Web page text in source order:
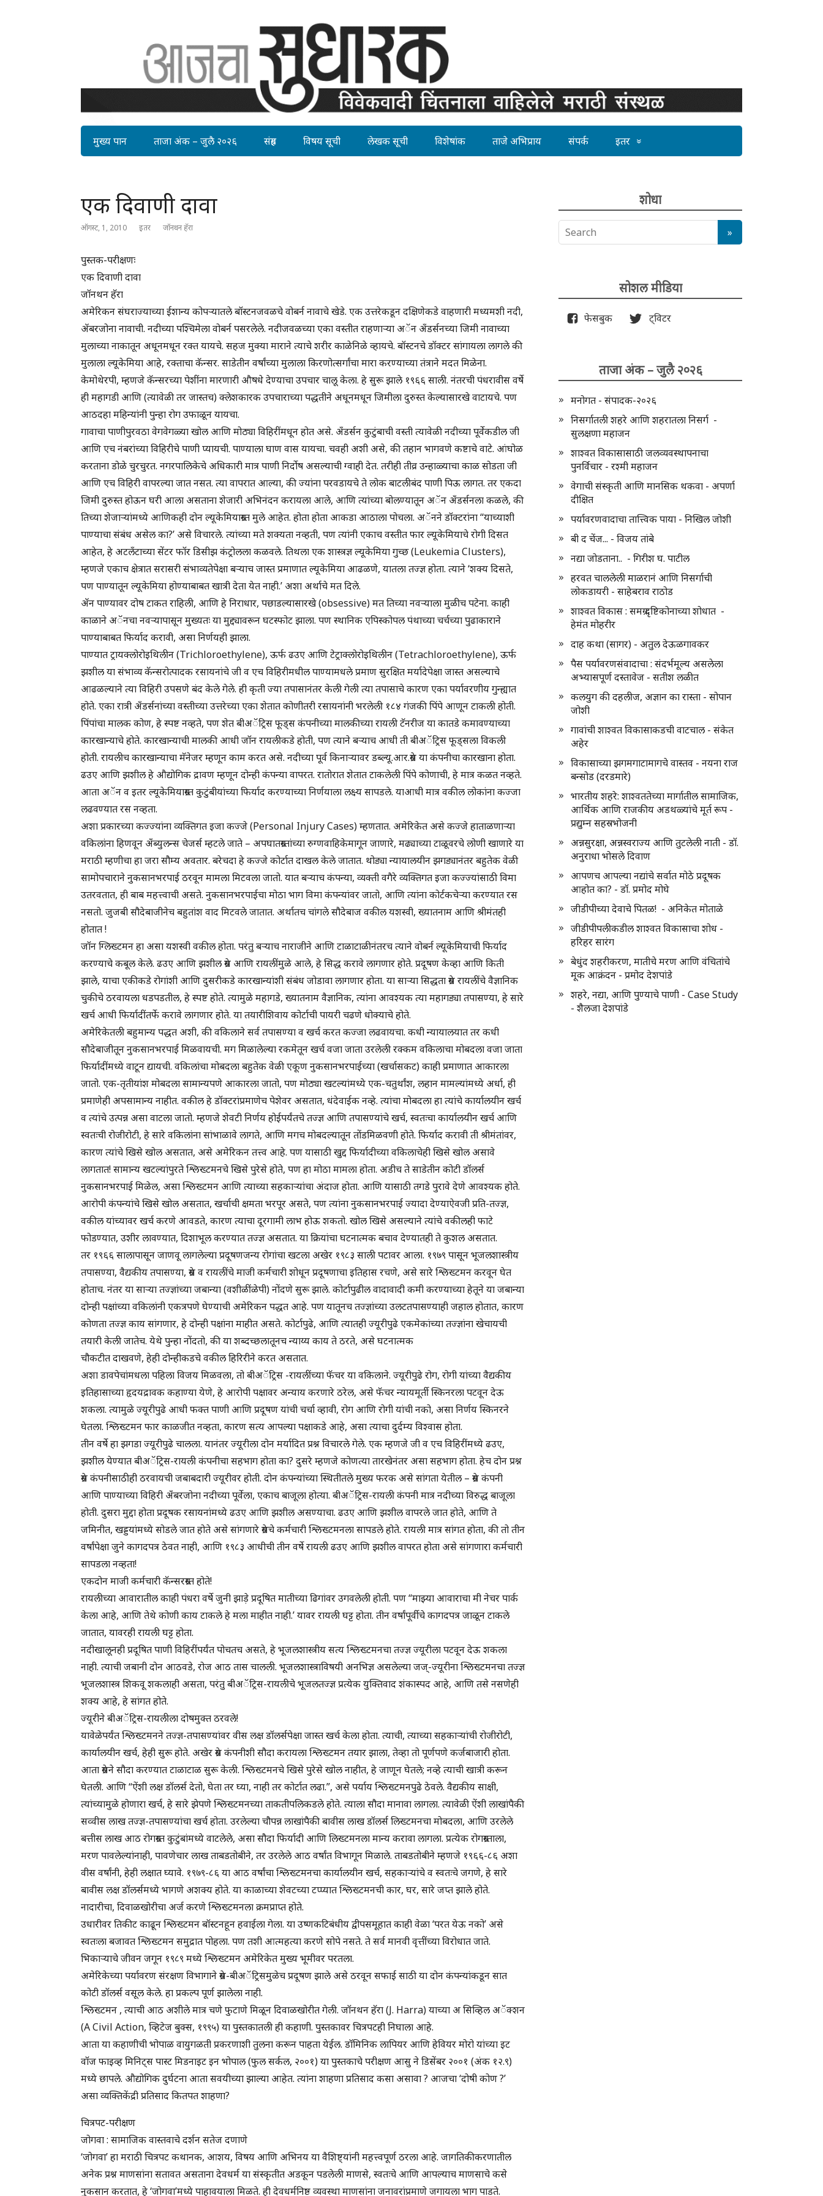
मुख्य पान ताजा अंक – जुलै २०२६ संग्रह विषय सूची लेखक सूची विशेषांक ताजे अभिप्राय संपर्क इतर
एक दिवाणी दावा
ऑगस्ट, 1, 2010 इतर जॉनथन हॅरा
पुस्तक-परीक्षणः
एक दिवाणी दावा
जॉनथन हॅरा
अमेरिकन संघराज्याच्या ईशान्य कोपऱ्यातले बॉस्टनजवळचे वोबर्न नावाचे खेडे. एक उत्तरेकडून दक्षिणेकडे वाहणारी मध्यमशी नदी,
ॲबरजोना नावाची. नदीच्या पश्चिमेला वोबर्न पसरलेले. नदीजवळच्या एका वस्तीत राहणाऱ्या अॅन अँडर्सनच्या जिमी नावाच्या
मुलाच्या नाकातून अधूनमधून रक्त यायचे. सहज मुक्या माराने त्याचे शरीर काळेनिळे व्हायचे. बॉस्टनचे डॉक्टर सांगायला लागले की
मुलाला ल्यूकेमिया आहे, रक्ताचा कॅन्सर. साडेतीन वर्षांच्या मुलाला किरणोत्सर्गांचा मारा करण्याच्या तंत्राने मदत मिळेना.
केमोथेरपी, म्हणजे कॅन्सरच्या पेशींना मारणारी औषधे देण्याचा उपचार चालू केला. हे सुरू झाले १९६६ साली. नंतरची पंधरावीस वर्षे
ही महागडी आणि (त्यावेळी तर जास्तच) क्लेशकारक उपचाराच्या पद्धतीने अधूनमधून जिमीला दुरुस्त केल्यासारखे वाटायचे. पण
आठदहा महिन्यांनी पुन्हा रोग उफाळून यायचा.
गावाचा पाणीपुरवठा वेगवेगळ्या खोल आणि मोठ्या विहिरींमधून होत असे. अँडर्सन कुटुंबाची वस्ती त्यावेळी नदीच्या पूर्वेकडील जी
आणि एच नंबरांच्या विहिरीचे पाणी प्यायची. पाण्याला घाण वास यायचा. चवही अशी असे, की तहान भागवणे कष्टाचे वाटे. आंघोळ
करताना डोळे चुरचुरत. नगरपालिकेचे अधिकारी मात्र पाणी निर्दोष असल्याची ग्वाही देत. तरीही तीव्र उन्हाळ्याचा काळ सोडता जी
आणि एच विहिरी वापरल्या जात नसत. त्या वापरात आल्या, की ज्यांना परवडायचे ते लोक बाटलीबंद पाणी पिऊ लागत. तर एकदा
जिमी दुरुस्त होऊन घरी आला असताना शेजारी अभिनंदन करायला आले, आणि त्यांच्या बोलण्यातून अॅन अँडर्सनला कळले, की
तिच्या शेजाऱ्यांमध्ये आणिकही दोन ल्यूकेमियाग्रस्त मुले आहेत. होता होता आकडा आठाला पोचला. अॅनने डॉक्टरांना “याच्याशी
पाण्याचा संबंध असेल का?’ असे विचारले. त्यांच्या मते शक्यता नव्हती, पण त्यांनी एकाच वस्तीत फार ल्यूकेमियाचे रोगी दिसत
आहेत, हे अटलँटाच्या सेंटर फॉर डिसीझ कंट्रोलला कळवले. तिथला एक शास्त्रज्ञ ल्यूकेमिया गुच्छ (Leukemia Clusters),
म्हणजे एकाच क्षेत्रात सरासरी संभाव्यतेपेक्षा बऱ्याच जास्त प्रमाणात ल्यूकेमिया आढळणे, यातला तज्ज्ञ होता. त्याने ‘शक्य दिसते,
पण पाण्यातून ल्यूकेमिया होण्याबाबत खात्री देता येत नाही.’ अशा अर्थाचे मत दिले.
ॲन पाण्यावर दोष टाकत राहिली, आणि हे निराधार, पछाडल्यासारखे (obsessive) मत तिच्या नवऱ्याला मुळीच पटेना. काही
काळाने अॅनचा नवऱ्यापासून मुख्यतः या मुद्द्यावरून घटस्फोट झाला. पण स्थानिक एपिस्कोपल पंथाच्या चर्चच्या पुढाकाराने
पाण्याबाबत फिर्याद करावी, असा निर्णयही झाला.
पाण्यात ट्रायक्लोरोइथिलीन (Trichloroethylene), ऊर्फ ढउए आणि टेट्राक्लोरोइथिलीन (Tetrachloroethylene), ऊर्फ
झशील या संभाव्य कॅन्सरोत्पादक रसायनांचे जी व एच विहिरीमधील पाण्यामधले प्रमाण सुरक्षित मर्यादेपेक्षा जास्त असल्याचे
आढळल्याने त्या विहिरी उपसणे बंद केले गेले. ही कृती ज्या तपासानंतर केली गेली त्या तपासाचे कारण एका पर्यावरणीय गुन्ह्यात
होते. एका रात्री अँडर्सनांच्या वस्तीच्या उत्तरेच्या एका शेतात कोणीतरी रसायनांनी भरलेली १८४ गंजकी पिंपे आणून टाकली होती.
पिंपांचा मालक कोण, हे स्पष्ट नव्हते, पण शेत बीअॅट्रिस फूड्स कंपनीच्या मालकीच्या रायली टॅनरीज या कातडे कमावण्याच्या
कारखान्याचे होते. कारखान्याची मालकी आधी जॉन रायलीकडे होती, पण त्याने बऱ्याच आधी ती बीअॅट्रिस फूड्सला विकली
होती. रायलीच कारखान्याचा मॅनेजर म्हणून काम करत असे. नदीच्या पूर्व किनाऱ्यावर डब्ल्यू.आर.ग्रेस या कंपनीचा कारखाना होता.
ढउए आणि झशील हे औद्योगिक द्रावण म्हणून दोन्ही कंपन्या वापरत. रातोरात शेतात टाकलेली पिंपे कोणाची, हे मात्र कळत नव्हते.
आता अॅन व इतर ल्यूकेमियाग्रस्त कुटुंबीयांच्या फिर्याद करण्याच्या निर्णयाला लक्ष्य सापडले. याआधी मात्र वकील लोकांना कज्जा
लढवण्यात रस नव्हता.
अशा प्रकारच्या कज्ज्यांना व्यक्तिगत इजा कज्जे (Personal Injury Cases) म्हणतात. अमेरिकेत असे कज्जे हाताळणाऱ्या
वकिलांना हिणवून अँब्युलन्स चेजर्स म्हटले जाते – अपघातग्रस्तांच्या रुग्णवाहिकेमागून जाणारे, मढ्याच्या टाळूवरचे लोणी खाणारे या
मराठी म्हणीचा हा जरा सौम्य अवतार. बरेचदा हे कज्जे कोर्टात दाखल केले जातात. थोड्या न्यायालयीन झगड्यानंतर बहुतेक वेळी
सामोपचाराने नुकसानभरपाई ठरवून मामला मिटवला जातो. यात बऱ्याच कंपन्या, व्यक्ती वगैरे व्यक्तिगत इजा कज्ज्यांसाठी विमा
उतरवतात, ही बाब महत्त्वाची असते. नुकसानभरपाईचा मोठा भाग विमा कंपन्यांवर जातो, आणि त्यांना कोर्टकचेऱ्या करण्यात रस
नसतो. जुजबी सौदेबाजीनेच बहुतांश वाद मिटवले जातात. अर्थातच चांगले सौदेबाज वकील यशस्वी, ख्यातनाम आणि श्रीमंतही
होतात !
जॉन ग्लिख्टमन हा असा यशस्वी वकील होता. परंतु बऱ्याच नाराजीने आणि टाळाटाळीनंतरच त्याने वोबर्न ल्यूकेमियाची फिर्याद
करण्याचे कबूल केले. ढउए आणि झशील ग्रेस आणि रायलींमुळे आले, हे सिद्ध करावे लागणार होते. प्रदूषण केव्हा आणि किती
झाले, याचा एकीकडे रोगांशी आणि दुसरीकडे कारखान्यांशी संबंध जोडावा लागणार होता. या साऱ्या सिद्धता ग्रेस रायलींचे वैज्ञानिक
चुकीचे ठरवायला धडपडतील, हे स्पष्ट होते. त्यामुळे महागडे, ख्यातनाम वैज्ञानिक, त्यांना आवश्यक त्या महागड्या तपासण्या, हे सारे
खर्च आधी फिर्यादींतर्फे करावे लागणार होते. या तयारीशिवाय कोर्टाची पायरी चढणे धोक्याचे होते.
अमेरिकेतली बहुमान्य पद्धत अशी, की वकिलाने सर्व तपासण्या व खर्च करत कज्जा लढवायचा. कधी न्यायालयात तर कधी
सौदेबाजीतून नुकसानभरपाई मिळवायची. मग मिळालेल्या रकमेतून खर्च वजा जाता उरलेली रक्कम वकिलाचा मोबदला वजा जाता
फिर्यादींमध्ये वाटून द्यायची. वकिलांचा मोबदला बहुतेक वेळी एकूण नुकसानभरपाईच्या (खर्चासकट) काही प्रमाणात आकारला
जातो. एक-तृतीयांश मोबदला सामान्यपणे आकारला जातो, पण मोठ्या खटल्यांमध्ये एक-चतुर्थांश, लहान मामल्यांमध्ये अर्धा, ही
प्रमाणेही अपसामान्य नाहीत. वकील हे डॉक्टरांप्रमाणेच पेशेवर असतात, धंदेवाईक नव्हे. त्यांचा मोबदला हा त्यांचे कार्यालयीन खर्च
व त्यांचे उत्पन्न असा वाटला जातो. म्हणजे शेवटी निर्णय होईपर्यंतचे तज्ज्ञ आणि तपासण्यांचे खर्च, स्वतःचा कार्यालयीन खर्च आणि
स्वतःची रोजीरोटी, हे सारे वकिलांना सांभाळावे लागते, आणि मगच मोबदल्यातून तोंडमिळवणी होते. फिर्याद करावी ती श्रीमंतांवर,
कारण त्यांचे खिसे खोल असतात, असे अमेरिकन तत्त्व आहे. पण यासाठी खुद्द फिर्यादीच्या वकिलाचेही खिसे खोल असावे
लागतात! सामान्य खटल्यांपुरते श्लिख्टमनचे खिसे पुरेसे होते, पण हा मोठा मामला होता. अडीच ते साडेतीन कोटी डॉलर्स
नुकसानभरपाई मिळेल, असा श्लिख्टमन आणि त्याच्या सहकाऱ्यांचा अंदाज होता. आणि यासाठी तगडे पुरावे देणे आवश्यक होते.
आरोपी कंपन्यांचे खिसे खोल असतात, खर्चाची क्षमता भरपूर असते, पण त्यांना नुकसानभरपाई ज्यादा देण्याऐवजी प्रति-तज्ज्ञ,
वकील यांच्यावर खर्च करणे आवडते, कारण त्याचा दूरगामी लाभ होऊ शकतो. खोल खिसे असल्याने त्यांचे वकीलही फाटे
फोडण्यात, उशीर लावण्यात, दिशाभूल करण्यात तज्ज्ञ असतात. या क्रियांचा घटनात्मक बचाव देण्यातही ते कुशल असतात.
तर १९६६ सालापासून जाणवू लागलेल्या प्रदूषणजन्य रोगांचा खटला अखेर १९८३ साली पटावर आला. १९७९ पासून भूजलशास्त्रीय
तपासण्या, वैद्यकीय तपासण्या, ग्रेस व रायलींचे माजी कर्मचारी शोधून प्रदूषणाचा इतिहास रचणे, असे सारे श्लिख्टमन करवून घेत
होताच. नंतर या साऱ्या तज्ज्ञांच्या जबान्या (वशीळींळेपी) नोंदणे सुरू झाले. कोर्टापुढील वादावादी कमी करण्याच्या हेतूने या जबान्या
दोन्ही पक्षांच्या वकिलांनी एकत्रपणे घेण्याची अमेरिकन पद्धत आहे. पण यातूनच तज्ज्ञांच्या उलटतपासण्याही जहाल होतात, कारण
कोणता तज्ज्ञ काय सांगणार, हे दोन्ही पक्षांना माहीत असते. कोर्टापुढे, आणि त्यातही ज्यूरीपुढे एकमेकांच्या तज्ज्ञांना खेचायची
तयारी केली जातेच. येथे पुन्हा नोंदतो, की या शब्दच्छलातूनच न्याय्य काय ते ठरते, असे घटनात्मक
चौकटीत दाखवणे, हेही दोन्हीकडचे वकील हिरिरीने करत असतात.
अशा डावपेचांमधला पहिला विजय मिळवला, तो बीअॅट्रिस -रायलींच्या फॅचर या वकिलाने. ज्यूरीपुढे रोग, रोगी यांच्या वैद्यकीय
इतिहासाच्या हृदयद्रावक कहाण्या येणे, हे आरोपी पक्षावर अन्याय करणारे ठरेल, असे फॅचर न्यायमूर्ती स्किनरला पटवून देऊ
शकला. त्यामुळे ज्यूरीपुढे आधी फक्त पाणी आणि प्रदूषण यांची चर्चा व्हावी, रोग आणि रोगी यांची नको, असा निर्णय स्किनरने
घेतला. श्लिख्टमन फार काळजीत नव्हता, कारण सत्य आपल्या पक्षाकडे आहे, असा त्याचा दुर्दम्य विश्वास होता.
तीन वर्षे हा झगडा ज्यूरीपुढे चालला. यानंतर ज्यूरीला दोन मर्यादित प्रश्न विचारले गेले. एक म्हणजे जी व एच विहिरींमध्ये ढउए,
झशील येण्यात बीअॅट्रिस-रायली कंपनीचा सहभाग होता का? दुसरे म्हणजे कोणत्या तारखेनंतर असा सहभाग होता. हेच दोन प्रश्न
ग्रेस कंपनीसाठीही ठरवायची जबाबदारी ज्यूरीवर होती. दोन कंपन्यांच्या स्थितीतले मुख्य फरक असे सांगता येतील – ग्रेस कंपनी
आणि पाण्याच्या विहिरी अँबरजोना नदीच्या पूर्वेला, एकाच बाजूला होत्या. बीअॅट्रिस-रायली कंपनी मात्र नदीच्या विरुद्ध बाजूला
होती. दुसरा मुद्दा होता प्रदूषक रसायनांमध्ये ढउए आणि झशील असण्याचा. ढउए आणि झशील वापरले जात होते, आणि ते
जमिनीत, खड्डयांमध्ये सोडले जात होते असे सांगणारे ग्रेसचे कर्मचारी श्लिख्टमनला सापडले होते. रायली मात्र सांगत होता, की तो तीन
वर्षांपेक्षा जुने कागदपत्र ठेवत नाही, आणि १९८३ आधीची तीन वर्षे रायली ढउए आणि झशील वापरत होता असे सांगणारा कर्मचारी
सापडला नव्हता!
एकदोन माजी कर्मचारी कॅन्सरग्रस्त होते!
रायलीच्या आवारातील काही पंधरा वर्षे जुनी झाड़े प्रदूषित मातीच्या ढिगांवर उगवलेली होती. पण “माझ्या आवाराचा मी नेचर पार्क
केला आहे, आणि तेथे कोणी काय टाकले हे मला माहीत नाही.’ यावर रायली घट्ट होता. तीन वर्षांपूर्वीचे कागदपत्र जाळून टाकले
जातात, यावरही रायली घट्ट होता.
नदीखालूनही प्रदूषित पाणी विहिरींपर्यंत पोचतच असते, हे भूजलशास्त्रीय सत्य श्लिख्टमनचा तज्ज्ञ ज्यूरीला पटवून देऊ शकला
नाही. त्याची जबानी दोन आठवडे, रोज आठ तास चालली. भूजलशास्त्राविषयी अनभिज्ञ असलेल्या जज्-ज्यूरीना श्लिख्टमनचा तज्ज्ञ
भूजलशास्त्र शिकवू शकलाही असता, परंतु बीअॅट्रिस-रायलीचे भूजलतज्ज्ञ प्रत्येक युक्तिवाद शंकास्पद आहे, आणि तसे नसणेही
शक्य आहे, हे सांगत होते.
ज्यूरीने बीअॅट्रिस-रायलीला दोषमुक्त ठरवले!
यावेळेपर्यंत श्लिख्टमनने तज्ज्ञ-तपासण्यांवर वीस लक्ष डॉलर्सपेक्षा जास्त खर्च केला होता. त्याची, त्याच्या सहकाऱ्यांची रोजीरोटी,
कार्यालयीन खर्च, हेही सुरू होते. अखेर ग्रेस कंपनीशी सौदा करायला श्लिख्टमन तयार झाला, तेव्हा तो पूर्णपणे कर्जबाजारी होता.
आता ग्रेसने सौदा करण्यात टाळाटाळ सुरू केली. श्लिख्टमनचे खिसे पुरेसे खोल नाहीत, हे जाणून घेतले; नव्हे त्याची खात्री करून
घेतली. आणि “ऐंशी लक्ष डॉलर्स देतो, घेता तर घ्या, नाही तर कोर्टात लढा.”, असे पर्याय श्लिख्टमनपुढे ठेवले. वैद्यकीय साक्षी,
त्यांच्यामुळे होणारा खर्च, हे सारे झेपणे श्लिख्टमनच्या ताकतीपलिकडले होते. त्याला सौदा मानावा लागला. त्यावेळी ऐंशी लाखांपैकी
सव्वीस लाख तज्ज्ञ-तपासण्यांचा खर्च होता. उरलेल्या चौपन्न लाखांपैकी बावीस लाख डॉलर्स लिख्टमनचा मोबदला, आणि उरलेले
बत्तीस लाख आठ रोगग्रस्त कुटुंबांमध्ये वाटलेले, असा सौदा फिर्यादी आणि लिख्टमनला मान्य करावा लागला. प्रत्येक रोगग्रस्ताला,
मरण पावलेल्यांनाही, पावणेचार लाख ताबडतोबीने, तर उरलेले आठ वर्षांत विभागून मिळाले. ताबडतोबीने म्हणजे १९६६-८६ अशा
वीस वर्षांनी, हेही लक्षात घ्यावे. १९७९-८६ या आठ वर्षांचा श्लिख्टमनचा कार्यालयीन खर्च, सहकाऱ्यांचे व स्वतःचे जगणे, हे सारे
बावीस लक्ष डॉलर्समध्ये भागणे अशक्य होते. या काळाच्या शेवटच्या टप्प्यात श्लिख्टमनची कार, घर, सारे जप्त झाले होते.
नादारीचा, दिवाळखोरीचा अर्ज करणे श्लिख्टमनला क्रमप्राप्त होते.
उधारीवर तिकीट काढून श्लिख्टमन बॉस्टनहून हवाईला गेला. या उष्णकटिबंधीय द्वीपसमूहात काही वेळा ‘परत येऊ नको’ असे
स्वतःला बजावत श्लिख्टमन समुद्रात पोहला. पण तशी आत्महत्या करणे सोपे नसते. ते सर्व मानवी वृत्तींच्या विरोधात जाते.
भिकाऱ्याचे जीवन जगून १९८९ मध्ये श्लिख्टमन अमेरिकेत मुख्य भूमीवर परतला.
अमेरिकेच्या पर्यावरण संरक्षण विभागाने ग्रेस-बीअॅट्रिसमुळेच प्रदूषण झाले असे ठरवून सफाई साठी या दोन कंपन्यांकडून सात
कोटी डॉलर्स वसूल केले. हा प्रकल्प पूर्ण झालेला नाही.
श्लिख्टमन , त्याची आठ अशीले मात्र चणे फुटाणे मिळून दिवाळखोरीत गेली. जॉनथन हॅरा (J. Harra) याच्या अ सिव्हिल अॅक्शन
(A Civil Action, व्हिटेज बुक्स, १९९५) या पुस्तकातली ही कहाणी. पुस्तकावर चित्रपटही निघाला आहे.
आता या कहाणीची भोपाळ वायुगळती प्रकरणाशी तुलना करून पाहता येईल. डॉमिनिक लापियर आणि हेवियर मोरो यांच्या इट
वॉज फाइव्ह मिनिट्स पास्ट मिडनाइट इन भोपाल (फुल सर्कल, २००१) या पुस्तकाचे परीक्षण आसु ने डिसेंबर २००१ (अंक १२.९)
मध्ये छापले. औद्योगिक दुर्घटना आता सवयीच्या झाल्या आहेत. त्यांना शाहणा प्रतिसाद कसा असावा ? आजचा ‘दोषी कोण ?’
असा व्यक्तिकेंद्री प्रतिसाद कितपत शाहणा?
चित्रपट-परीक्षण
जोगवा : सामाजिक वास्तवाचे दर्शन सतेज दणाणे
‘जोगवा’ हा मराठी चित्रपट कथानक, आशय, विषय आणि अभिनय या वैशिष्ट्यांनी महत्त्वपूर्ण ठरला आहे. जागतिकीकरणातील
अनेक प्रश्न माणसांना सतावत असताना देवधर्म या संस्कृतीत अडकून पडलेली माणसे, स्वतःचे आणि आपल्याच माणसाचे कसे
नुकसान करतात, हे ‘जोगवा’मध्ये पाहावयाला मिळते. ही देवधर्मनिष्ठ व्यवस्था माणसांना जनावरांप्रमाणे जगायला भाग पाडते.
शोधा
सोशल मीडिया
फेसबुक ट्विटर
ताजा अंक – जुलै २०२६
मनोगत - संपादक-२०२६
निसर्गातली शहरे आणि शहरातला निसर्ग -
सुलक्षणा महाजन
शाश्वत विकासासाठी जलव्यवस्थापनाचा
पुनर्विचार - रश्मी महाजन
वेगाची संस्कृती आणि मानसिक थकवा - अपर्णा
दीक्षित
पर्यावरणवादाचा तात्त्विक पाया - निखिल जोशी
बी द चेंज... - विजय तांबे
नद्या जोडताना.. - गिरीश घ. पाटील
हरवत चाललेली माळरानं आणि निसर्गाची
लोकडायरी - साहेबराव राठोड
शाश्वत विकास : समग्र दृष्टिकोनाच्या शोधात -
हेमंत मोहरीर
दाह कथा (सागर) - अतुल देऊळगावकर
पैस पर्यावरणसंवादाचा : संदर्भमूल्य असलेला
अभ्यासपूर्ण दस्तावेज - सतीश लळीत
कलयुग की दहलीज, अज्ञान का रास्ता - सोपान
जोशी
गावांची शाश्वत विकासाकडची वाटचाल - संकेत
अहेर
विकासाच्या झगमगाटामागचे वास्तव - नयना राज
बन्सोड (दरडमारे)
भारतीय शहरे: शाश्वततेच्या मार्गातील सामाजिक,
आर्थिक आणि राजकीय अडथळ्यांचे मूर्त रूप -
प्रद्युम्न सहस्रभोजनी
अन्नसुरक्षा, अन्नस्वराज्य आणि तुटलेली नाती - डॉ.
अनुराधा भोसले दिवाण
आपणच आपल्या नद्यांचे सर्वात मोठे प्रदूषक
आहोत का? - डॉ. प्रमोद मोघे
जीडीपीच्या देवाचे पितळ! - अनिकेत मोताळे
जीडीपीपलीकडील शाश्वत विकासाचा शोध -
हरिहर सारंग
बेधुंद शहरीकरण, मातीचे मरण आणि वंचितांचे
मूक आक्रंदन - प्रमोद देशपांडे
शहरे, नद्या, आणि पुण्याचे पाणी - Case Study
- शैलजा देशपांडे